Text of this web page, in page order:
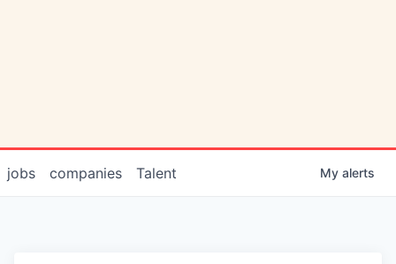
jobs companies Talent My alerts